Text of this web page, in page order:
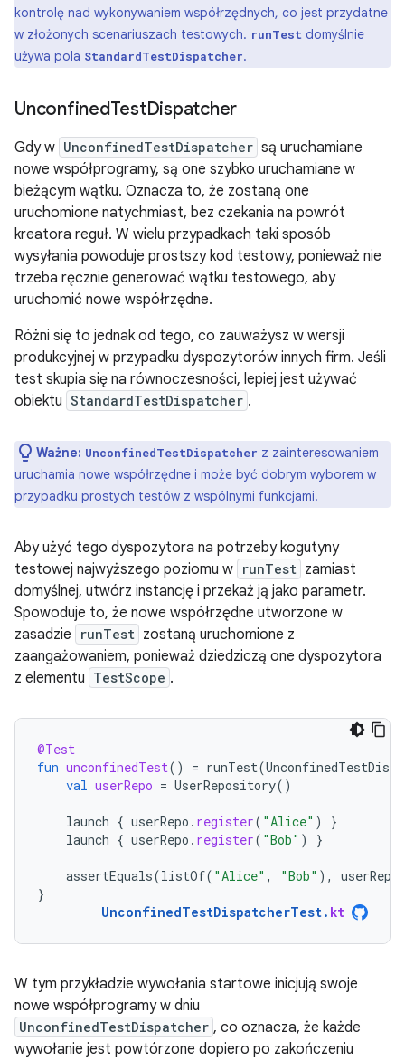
kontrolę nad wykonywaniem współrzędnych, co jest przydatne
w złożonych scenariuszach testowych. runTest domyślnie
używa pola StandardTestDispatcher.
UnconfinedTestDispatcher
Gdy w UnconfinedTestDispatcher są uruchamiane
nowe współprogramy, są one szybko uruchamiane w
bieżącym wątku. Oznacza to, że zostaną one
uruchomione natychmiast, bez czekania na powrót
kreatora reguł. W wielu przypadkach taki sposób
wysyłania powoduje prostszy kod testowy, ponieważ nie
trzeba ręcznie generować wątku testowego, aby
uruchomić nowe współrzędne.
Różni się to jednak od tego, co zauważysz w wersji
produkcyjnej w przypadku dyspozytorów innych firm. Jeśli
test skupia się na równoczesności, lepiej jest używać
obiektu StandardTestDispatcher .
Ważne: UnconfinedTestDispatcher z zainteresowaniem
uruchamia nowe współrzędne i może być dobrym wyborem w
przypadku prostych testów z wspólnymi funkcjami.
Aby użyć tego dyspozytora na potrzeby kogutyny
testowej najwyższego poziomu w runTest zamiast
domyślnej, utwórz instancję i przekaż ją jako parametr.
Spowoduje to, że nowe współrzędne utworzone w
zasadzie
runTest zostaną uruchomione z
zaangażowaniem, ponieważ dziedziczą one dyspozytora
z elementu TestScope .
@Test
fun unconfinedTest() = runTest(
val userRepo = UserRepository()
launch { userRepo . register( "Alice" )
}
launch { userRepo . register( "Bob" ) }
assertEquals(listOf( "Alice" , "Bob" ), userRepo
}
UnconfinedTestDispatcherTest. kt
W tym przykładzie wywołania startowe inicjują swoje
nowe współprogramy w dniu
UnconfinedTestDispatcher , co oznacza, że każde
wywołanie jest powtórzone dopiero po zakończeniu